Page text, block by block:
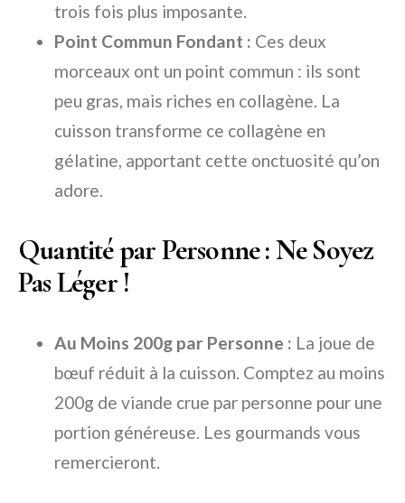
trois fois plus imposante.
Point Commun Fondant : Ces deux
morceaux ont un point commun : ils sont
peu gras, mais riches en collagène. La
cuisson transforme ce collagène en
gélatine, apportant cette onctuosité qu’on
adore.
Quantité par Personne : Ne Soyez
Pas Léger !
Au Moins 200g par Personne : La joue de
bœuf réduit à la cuisson. Comptez au moins
200g de viande crue par personne pour une
portion généreuse. Les gourmands vous
remercieront.